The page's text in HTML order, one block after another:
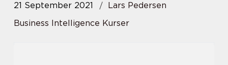
21 September 2021
Lars Pedersen
Business Intelligence Kurser